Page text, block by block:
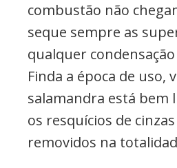
combustão não
seque sempre as
qualquer
Finda a época de uso,
salamandra está bem
os resquícios de
removidos na